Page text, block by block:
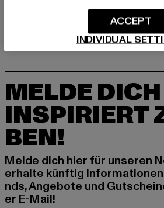
MELDE
INSPIRIERT
BEN!
Melde dich hier für unseren
erhalte künftig
nds, Angebote und
er E-Mail!
INDIVIDUAL
ACCEPT